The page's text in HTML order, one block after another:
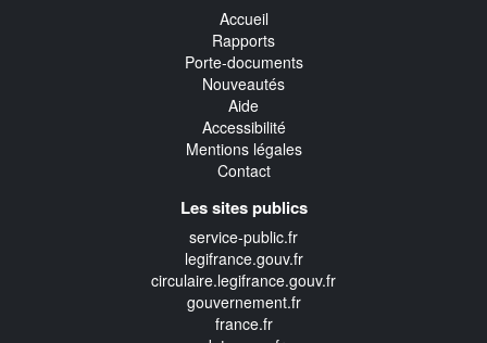
Accueil
Rapports
Porte-documents
Nouveautés
Aide
Accessibilité
Mentions légales
Contact
Les sites publics
service-public.fr
legifrance.gouv.fr
circulaire.legifrance.gouv.fr
gouvernement.fr
france.fr